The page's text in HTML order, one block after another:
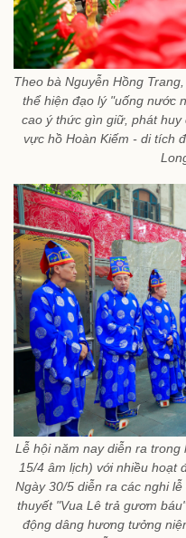
Theo bà Nguyễn Hồng
thể hiện đạo lý "uống nước
cao ý thức gìn giữ, phát
vực hồ Hoàn Kiếm - di tích
Lễ hội năm nay diễn ra
15/4 âm lịch) với nhiều hoạt
Ngày 30/5 diễn ra các nghi
thuyết "Vua Lê trả gươm
động dâng hương tưởng